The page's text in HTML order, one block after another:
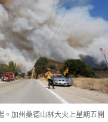
加州桑德山林大火上星期五開